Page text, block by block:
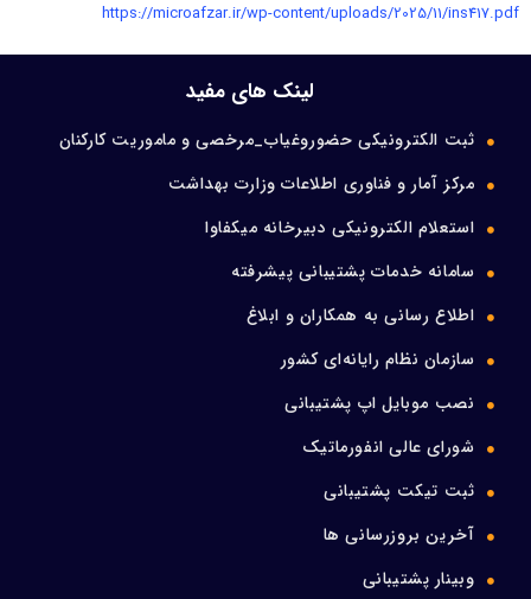
سمیس
https://microafzar.ir/wp-content/uploads/2025/11/ins417.pdf
لینک های مفید
ثبت الکترونیکی حضوروغیاب_مرخصی و ماموریت کارکنان
مرکز آمار و فناوری اطلاعات وزارت بهداشت
استعلام الکترونیکی دبیرخانه میکفاوا
سامانه خدمات پشتیبانی پیشرفته
اطلاع رسانی به همکاران و ابلاغ
سازمان نظام رایانه‌ای کشور
نصب موبایل اپ پشتیبانی
شورای عالی انفورماتیک
ثبت تیکت پشتیبانی
آخرین بروزرسانی ها
وبینار پشتیبانی